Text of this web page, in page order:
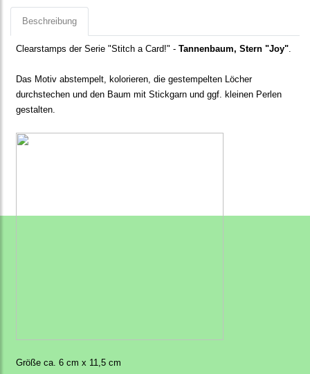
Beschreibung
Clearstamps der Serie "Stitch a Card!" - Tannenbaum, Stern "Joy".
Das Motiv abstempelt, kolorieren, die gestempelten Löcher
durchstechen und den Baum mit Stickgarn und ggf. kleinen Perlen
gestalten.
Größe ca. 6 cm x 11,5 cm